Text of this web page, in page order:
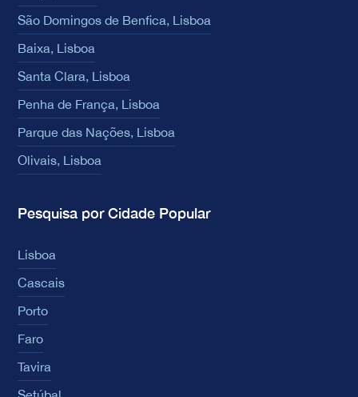
São Domingos de Benfica, Lisboa
Baixa, Lisboa
Santa Clara, Lisboa
Penha de França, Lisboa
Parque das Nações, Lisboa
Olivais, Lisboa
Pesquisa por Cidade Popular
Lisboa
Cascais
Porto
Faro
Tavira